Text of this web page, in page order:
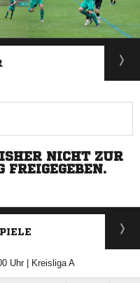
NICHT ZUR
FREIGEGEBEN.
Uhr | Kreisliga A